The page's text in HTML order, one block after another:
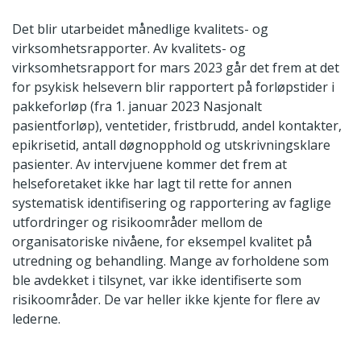
Det blir utarbeidet månedlige kvalitets- og
virksomhetsrapporter. Av kvalitets- og
virksomhetsrapport for mars 2023 går det frem at det
for psykisk helsevern blir rapportert på forløpstider i
pakkeforløp (fra 1. januar 2023 Nasjonalt
pasientforløp), ventetider, fristbrudd, andel kontakter,
epikrisetid, antall døgnopphold og utskrivningsklare
pasienter. Av intervjuene kommer det frem at
helseforetaket ikke har lagt til rette for annen
systematisk identifisering og rapportering av faglige
utfordringer og risikoområder mellom de
organisatoriske nivåene, for eksempel kvalitet på
utredning og behandling. Mange av forholdene som
ble avdekket i tilsynet, var ikke identifiserte som
risikoområder. De var heller ikke kjente for flere av
lederne.